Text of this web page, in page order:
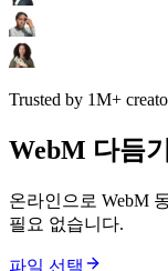
Trusted by 1M+
WebM 다듬
온라인으로 WebM
필요 없습니다.
파일 선택